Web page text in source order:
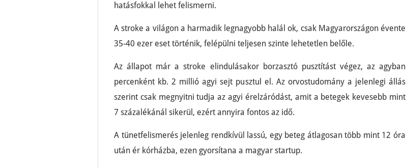
hatásfokkal lehet felismerni.
A stroke a világon a harmadik legnagyobb halál ok, csak Magyarországon évente
35-40 ezer eset történik, felépülni teljesen szinte lehetetlen belőle.
Az állapot már a stroke elindulásakor borzasztó pusztítást végez, az agyban
percenként kb. 2 millió agyi sejt pusztul el. Az orvostudomány a jelenlegi állás
szerint csak megnyitni tudja az agyi érelzáródást, amit a betegek kevesebb mint
7 százalékánál sikerül, ezért annyira fontos az idő.
A tünetfelismerés jelenleg rendkívül lassú, egy beteg átlagosan több mint 12 óra
után ér kórházba, ezen gyorsítana a magyar startup.